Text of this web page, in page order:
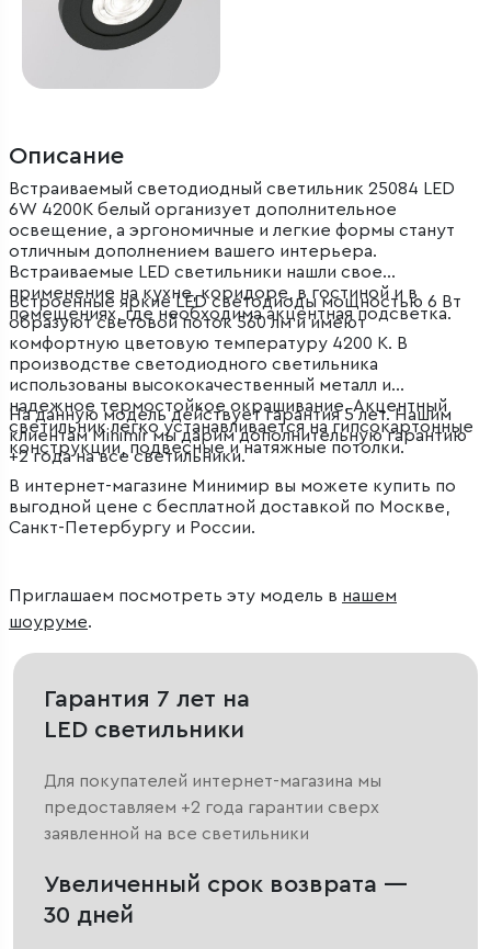
Описание
Встраиваемый светодиодный светильник 25084 LED
6W 4200K белый организует дополнительное
освещение, а эргономичные и легкие формы станут
отличным дополнением вашего интерьера.
Встраиваемые LED светильники нашли свое
применение на кухне, коридоре, в гостиной и в
помещениях, где необходима акцентная подсветка.
Встроенные яркие LED светодиоды мощностью 6 Вт
образуют световой поток 560 лм и имеют
комфортную цветовую температуру 4200 К. В
производстве светодиодного светильника
использованы высококачественный металл и
надежное термостойкое окрашивание. Акцентный
светильник легко устанавливается на гипсокартонные
конструкции, подвесные и натяжные потолки.
На данную модель действует гарантия 5 лет. Нашим
клиентам Minimir мы дарим дополнительную гарантию
+2 года на все светильники.
В интернет-магазине Минимир вы можете купить по
выгодной цене с бесплатной доставкой по Москве,
Санкт-Петербургу и России.
Приглашаем посмотреть эту модель в нашем
шоуруме.
Гарантия 7 лет на
LED светильники
Для покупателей интернет-магазина мы
предоставляем +2 года гарантии сверх
заявленной на все светильники
Увеличенный срок возврата —
30 дней